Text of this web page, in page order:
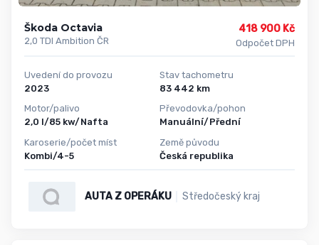
Škoda Octavia
2,0 TDI Ambition ČR
418 900 Kč
Odpočet DPH
Uvedení do provozu
2023
Motor/palivo
2,0 l/85 kw/Nafta
Karoserie/počet míst
Kombi/4-5
Stav tachometru
83 442 km
Převodovka/pohon
Manuální/Přední
Země původu
Česká republika
AUTA Z OPERÁKU Středočeský kraj